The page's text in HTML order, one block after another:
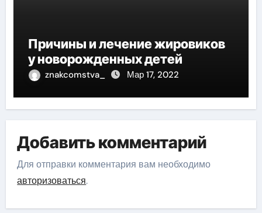
Причины и лечение жировиков
у новорожденных детей
znakcomstva_ Мар 17, 2022
Добавить комментарий
Для отправки комментария вам необходимо
авторизоваться.